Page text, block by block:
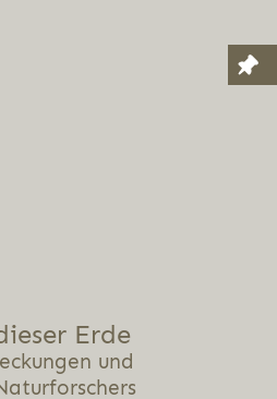
Erde
und